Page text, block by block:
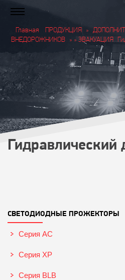
Главная ПРОДУКЦИЯ »
ВНЕДОРОЖНИКОВ » » ЭВАКУАЦИЯ
Гидравлический
СВЕТОДИОДНЫЕ ПРОЖЕКТОРЫ
Серия AC
Серия XP
Серия BLB